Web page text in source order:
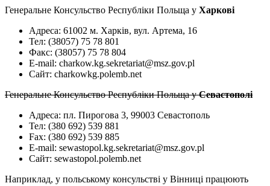
Генеральне Консульство Республіки Польща у Xaркові
Адреса: 61002 м. Харків, вул. Артема, 16
Тел: (38057) 75 78 801
Факс: (38057) 75 78 804
E-mail: charkow.kg.sekretariat@msz.gov.pl
Сайт: charkowkg.polemb.net
Генеральне Консульство Республіки Польща уСевастополі
Адреса: пл. Пирогова 3, 99003 Севастополь
Teл: (380 692) 539 881
Fax: (380 692) 539 885
E-mail: sewastopol.kg.sekretariat@msz.gov.pl
Сайт: sewastopol.polemb.net
Наприклад, у польському консульстві у Вінниці працюють